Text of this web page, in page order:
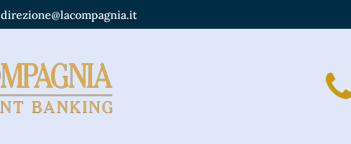
direzione@lacompagnia.it